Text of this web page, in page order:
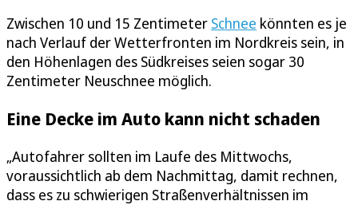
Zwischen 10 und 15 Zentimeter Schnee könnten es je
nach Verlauf der Wetterfronten im Nordkreis sein, in
den Höhenlagen des Südkreises seien sogar 30
Zentimeter Neuschnee möglich.
Eine Decke im Auto kann nicht schaden
„Autofahrer sollten im Laufe des Mittwochs,
voraussichtlich ab dem Nachmittag, damit rechnen,
dass es zu schwierigen Straßenverhältnissen im